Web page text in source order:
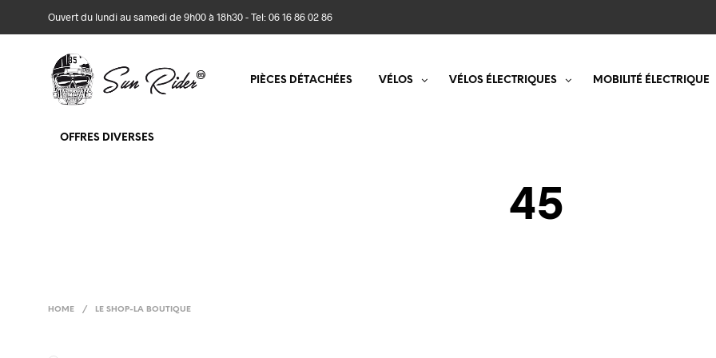
Ouvert du lundi au samedi de 9h00 à 18h30 - Tel: 06 16 86 02 86
PIÈCES DÉTACHÉES VÉLOS VÉLOS ÉLECTRIQUES MOBILITÉ ÉLECTRIQUE
OFFRES DIVERSES
45
HOME / LE SHOP-LA BOUTIQUE